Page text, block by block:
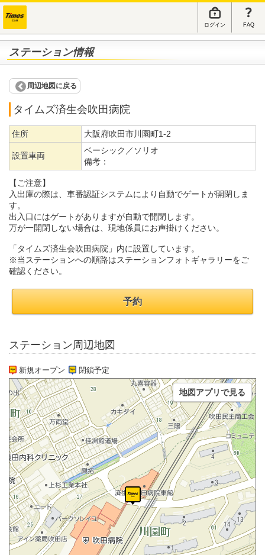
ログイン FAQ
ステーション情報
周辺地図に戻る
タイムズ済生会吹田病院
住所 大阪府吹田市川園町1-2
設置車両
ベーシック／ソリオ
備考：
【ご注意】
入出庫の際は、車番認証システムにより自動でゲートが開閉しま
す。
出入口にはゲートがありますが自動で開閉します。
万が一開閉しない場合は、現地係員にお声掛けください。
「タイムズ済生会吹田病院」内に設置しています。
※当ステーションへの順路はステーションフォトギャラリーをご
確認ください。
予約
ステーション周辺地図
新規オープン 閉鎖予定
地図アプリで見る